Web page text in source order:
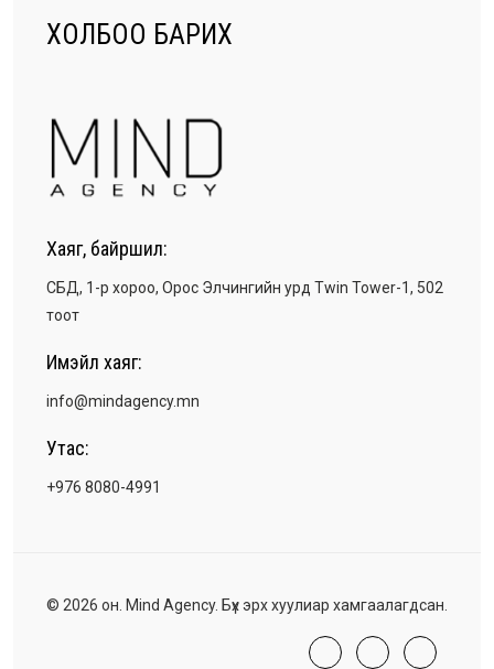
ХОЛБОО БАРИХ
Хаяг, байршил:
СБД, 1-р хороо, Орос Элчингийн урд Twin Tower-1, 502
тоот
Имэйл хаяг:
info@mindagency.mn
Утас:
+976 8080-4991
© 2026 он. Mind Agency. Бүх эрх хуулиар хамгаалагдсан.